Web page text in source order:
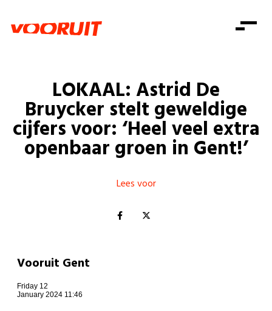
Zorg
Gelijke kansen
Welzijn
Kinderen en jongeren
Onze mensen
Standpunten
Vacatures
Doe mee
Doe mee
Word lid
Shop
Login
Login
LOKAAL: Astrid De
Bruycker stelt geweldige
cijfers voor: ‘Heel veel extra
openbaar groen in Gent!’
Lees voor
Vooruit Gent
Friday 12
January 2024 11:46